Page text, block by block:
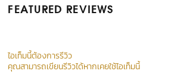
FEATURED REVIEWS
ไอเท็มนี้ต้องการรีวิว
คุณสามารถเขียนรีวิวได้หากเคยใช้ไอเท็มนี้